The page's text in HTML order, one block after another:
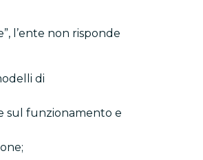
l’ente non risponde
di
sul funzionamento e